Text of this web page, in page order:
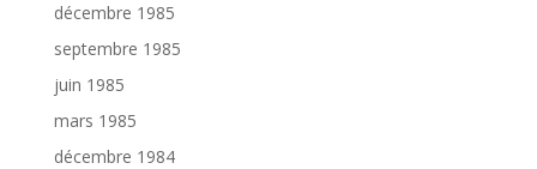
décembre 1985
septembre 1985
juin 1985
mars 1985
décembre 1984